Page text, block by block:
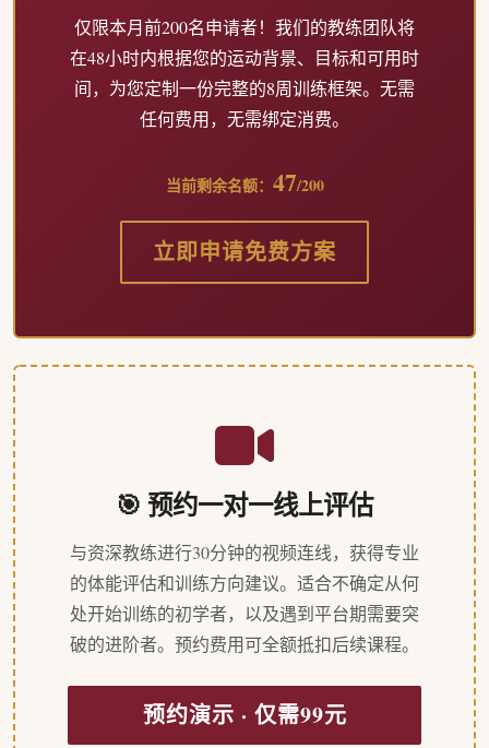
仅限本月前200名申请者！我们的教练团队将
在48小时内根据您的运动背景、目标和可用时
间，为您定制一份完整的8周训练框架。无需
任何费用，无需绑定消费。
当前剩余名额： 47/200
立即申请免费方案
🎯 预约一对一线上评估
与资深教练进行30分钟的视频连线，获得专业
的体能评估和训练方向建议。适合不确定从何
处开始训练的初学者，以及遇到平台期需要突
破的进阶者。预约费用可全额抵扣后续课程。
预约演示 · 仅需99元